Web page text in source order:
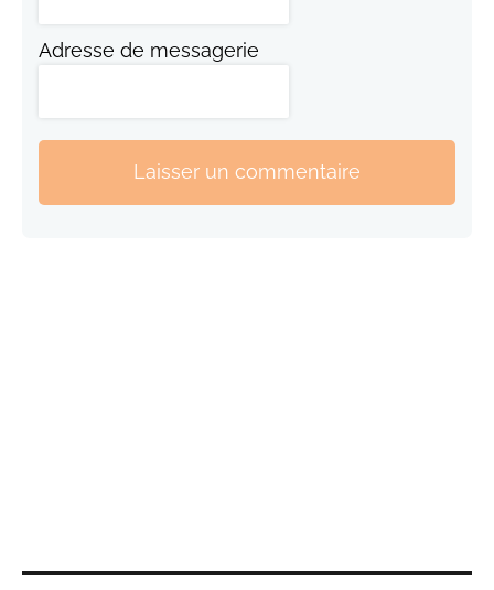
Adresse de messagerie
Laisser un commentaire